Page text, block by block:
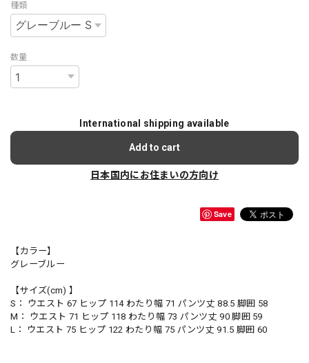
種類
数量
International shipping available
Add to cart
日本国内にお住まいの方向け
Save
【カラー】
グレーブルー
【サイズ(cm) 】
S： ウエスト 67 ヒップ 114 わたり幅 71 パンツ丈 88.5 脚囲 58
M： ウエスト 71 ヒップ 118 わたり幅 73 パンツ丈 90 脚囲 59
L： ウエスト 75 ヒップ 122 わたり幅 75 パンツ丈 91.5 脚囲 60